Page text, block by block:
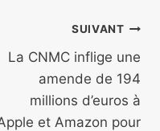
SUIVANT
La CNMC inflige une
amende de 194
millions d’euros à
et Amazon pour